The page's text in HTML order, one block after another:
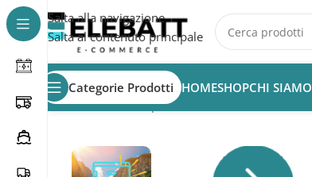
Salta alla navigazione
Salta al contenuto principale
Categorie Prodotti HOMESHOPCHI SIAMO
Home/Prodotto Capacità in AH